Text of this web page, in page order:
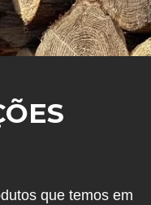
que temos em